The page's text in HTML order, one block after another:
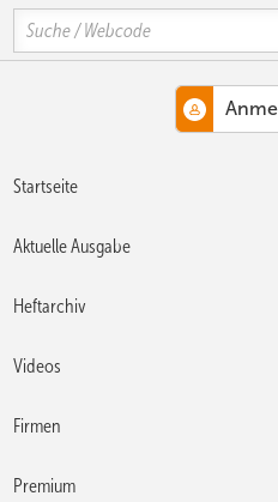
MENÜ
Webinare
für Konflikt
Search
Startseite
Aktuelle Ausgabe
Heftarchiv
Videos
Firmen
Premium